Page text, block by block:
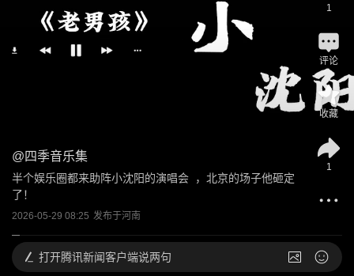
@四季音乐集
半个娱乐圈都来助阵小沈阳的演唱会  ，北京的场子他砸定
了！
2026-05-29 08:25 发布于河南
1
评论
收藏
1
打开腾讯新闻客户端说两句